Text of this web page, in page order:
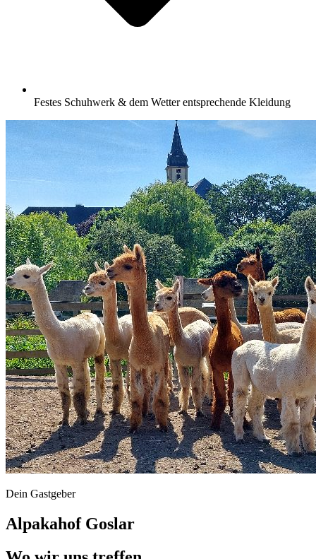
Festes Schuhwerk & dem Wetter entsprechende Kleidung
Dein Gastgeber
Alpakahof Goslar